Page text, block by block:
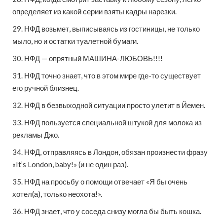
определяет из какой серии взяты кадры нарезки.
29. НФД возьмет, выписываясь из гостиницы, не только
мыло, но и остатки туалетной бумаги.
30. НФД — опрятный МАШИНА-ЛЮБОВЬ!!!!
31. НФД точно знает, что в этом мире где-то существует
его ручной близнец.
32. НФД в безвыходной ситуации просто улетит в Йемен.
33. НФД пользуется специальной штукой для молока из
рекламы Джо.
34. НФД, отправляясь в Лондон, обязан произнести фразу
«It’s London, baby!» (и не один раз).
35. НФД на просьбу о помощи отвечает «Я бы очень
хотел(а), только неохота!».
36. НФД знает, что у соседа снизу могла бы быть кошка.